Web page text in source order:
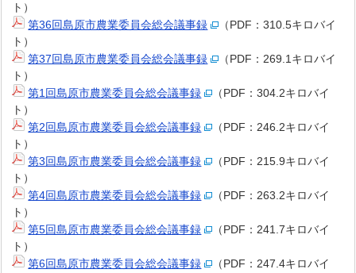
ト）
第36回島原市農業委員会総会議事録
（PDF：310.5キロバイ
ト）
第37回島原市農業委員会総会議事録
（PDF：269.1キロバイ
ト）
第1回島原市農業委員会総会議事録
（PDF：304.2キロバイ
ト）
第2回島原市農業委員会総会議事録
（PDF：246.2キロバイ
ト）
第3回島原市農業委員会総会議事録
（PDF：215.9キロバイ
ト）
第4回島原市農業委員会総会議事録
（PDF：263.2キロバイ
ト）
第5回島原市農業委員会総会議事録
（PDF：241.7キロバイ
ト）
第6回島原市農業委員会総会議事録
（PDF：247.4キロバイ